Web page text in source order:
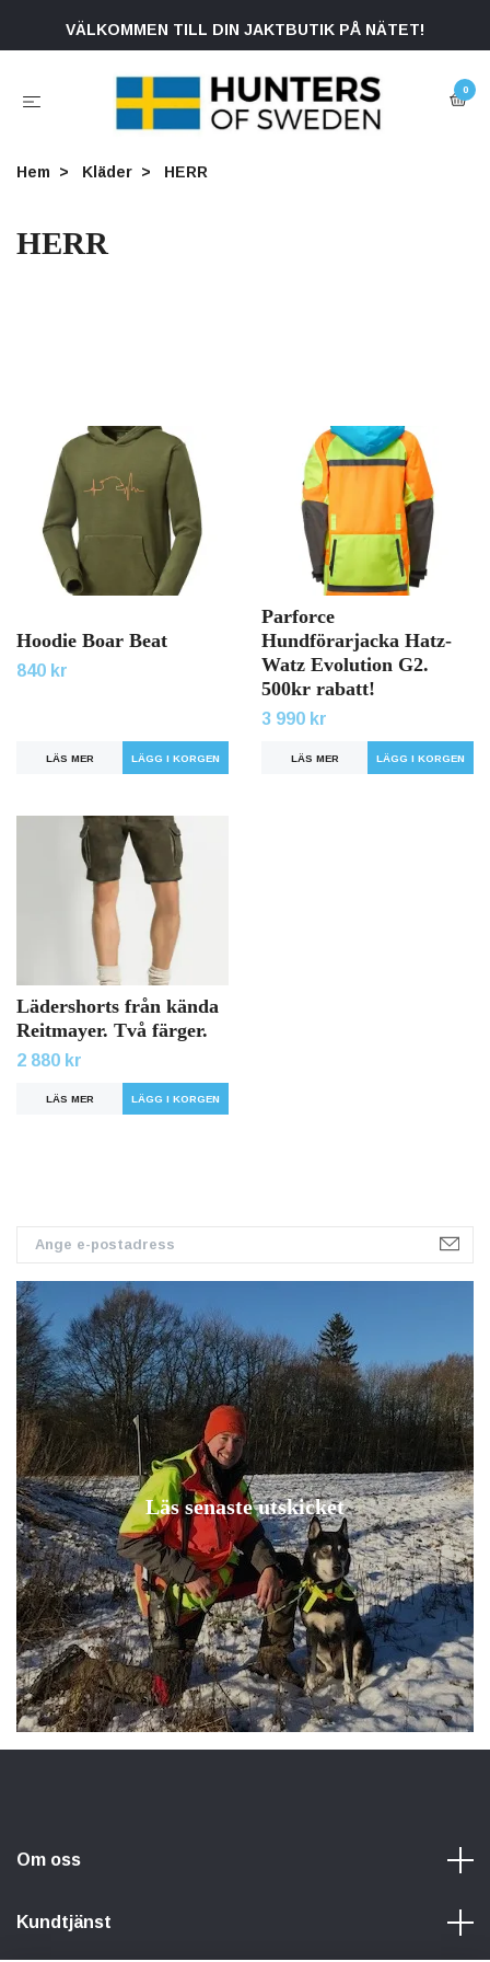
VÄLKOMMEN TILL DIN JAKTBUTIK PÅ NÄTET!
0
Läs senaste utskicket
Hem Kläder HERR
HERR
Hoodie Boar Beat
840 kr
LÄS MER LÄGG I KORGEN
Parforce
Hundförarjacka Hatz-
Watz Evolution G2.
500kr rabatt!
3 990 kr
LÄS MER LÄGG I KORGEN
Lädershorts från kända
Reitmayer. Två färger.
2 880 kr
LÄS MER LÄGG I KORGEN
Om oss
Kundtjänst